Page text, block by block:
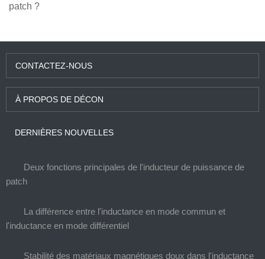
patch ?
CONTACTEZ-NOUS
À PROPOS DE DÉCON
DERNIÈRES NOUVELLES
Deux fonctions principales de l'inducteur de puissance de
patch
La différence entre l'inductance en mode commun et
l'inductance en mode différentiel
Stabilité des matériaux magnétiques doux dans l'inductance